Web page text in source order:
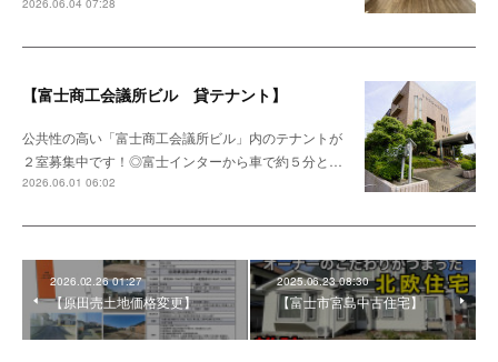
2026.06.04 07:28
【富士商工会議所ビル 貸テナント】
公共性の高い「富士商工会議所ビル」内のテナントが
２室募集中です！◎富士インターから車で約５分と…
2026.06.01 06:02
2026.02.26 01:27
【原田売土地価格変更】
2025.06.23 08:30
【富士市宮島中古住宅】